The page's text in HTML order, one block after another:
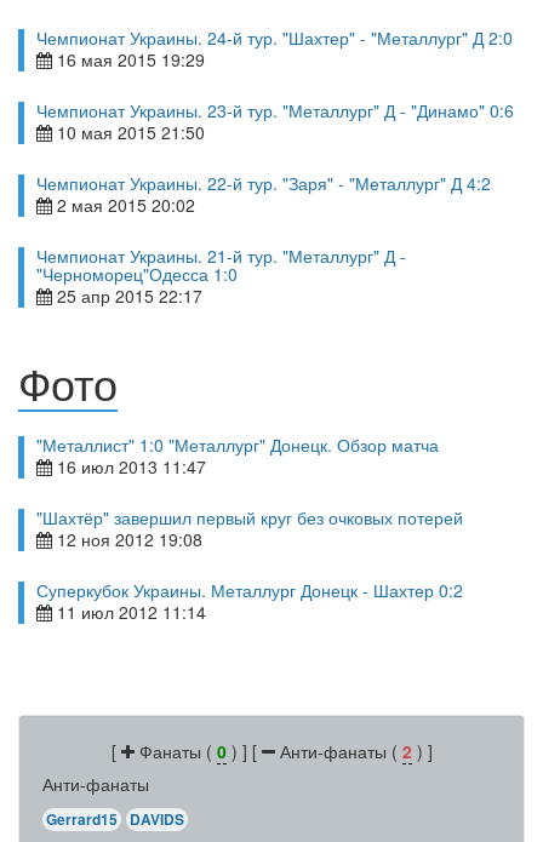
Чемпионат Украины. 24-й тур. "Шахтер" - "Металлург" Д 2:0
16 мая 2015 19:29
Чемпионат Украины. 23-й тур. "Металлург" Д - "Динамо" 0:6
10 мая 2015 21:50
Чемпионат Украины. 22-й тур. "Заря" - "Металлург" Д 4:2
2 мая 2015 20:02
Чемпионат Украины. 21-й тур. "Металлург" Д -
"Черноморец"Одесса 1:0
25 апр 2015 22:17
Фото
"Металлист" 1:0 "Металлург" Донецк. Обзор матча
16 июл 2013 11:47
"Шахтёр" завершил первый круг без очковых потерей
12 ноя 2012 19:08
Суперкубок Украины. Металлург Донецк - Шахтер 0:2
11 июл 2012 11:14
[ Фанаты ( 0) ] [ Анти-фанаты ( 2 ) ]
Анти-фанаты
Gerrard15 DAVIDS